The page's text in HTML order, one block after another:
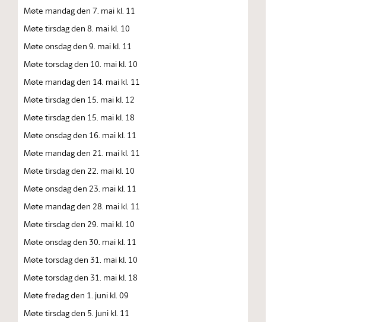
Møte mandag den 7. mai kl. 11
Møte tirsdag den 8. mai kl. 10
Møte onsdag den 9. mai kl. 11
Møte torsdag den 10. mai kl. 10
Møte mandag den 14. mai kl. 11
Møte tirsdag den 15. mai kl. 12
Møte tirsdag den 15. mai kl. 18
Møte onsdag den 16. mai kl. 11
Møte mandag den 21. mai kl. 11
Møte tirsdag den 22. mai kl. 10
Møte onsdag den 23. mai kl. 11
Møte mandag den 28. mai kl. 11
Møte tirsdag den 29. mai kl. 10
Møte onsdag den 30. mai kl. 11
Møte torsdag den 31. mai kl. 10
Møte torsdag den 31. mai kl. 18
Møte fredag den 1. juni kl. 09
Møte tirsdag den 5. juni kl. 11